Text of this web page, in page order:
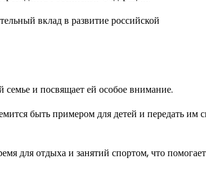
вклад в развитие российской
и посвящает ей особое внимание.
быть примером для детей и передать им
для отдыха и занятий спортом, что